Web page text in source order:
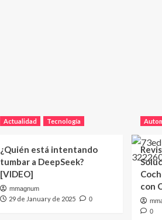
Actualidad Tecnología
¿Quién está intentando
tumbar a DeepSeek?
[VIDEO]
mmagnum
29 de January de 2025 0
con
0